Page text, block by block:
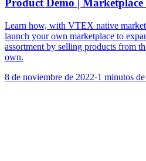
Product Demo |
Learn how, with VTEX native
launch your own marketplace to
assortment by selling products from
own.
8 de noviembre de 2022·1 minutos